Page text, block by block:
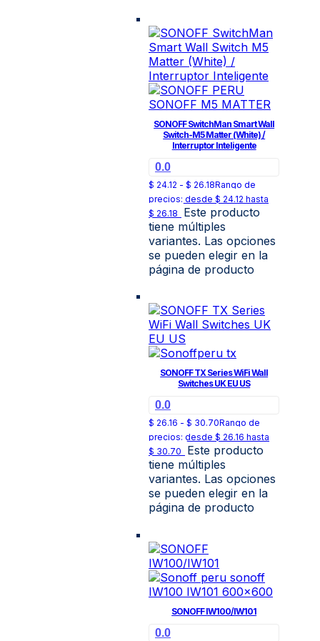
SONOFF SwitchMan Smart Wall
Switch-M5 Matter (White) /
Interruptor Inteligente
0.0
$ 24.12 - $ 26.18Rango de
precios: desde $ 24.12 hasta
$ 26.18
Este producto
tiene múltiples
variantes. Las opciones
se pueden elegir en la
página de producto
SONOFF TX Series WiFi Wall
Switches UK EU US
0.0
$ 26.16 - $ 30.70Rango de
precios: desde $ 26.16 hasta
$ 30.70
Este producto
tiene múltiples
variantes. Las opciones
se pueden elegir en la
página de producto
SONOFF IW100/IW101
0.0